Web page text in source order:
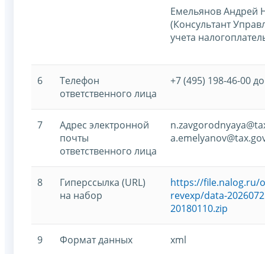
Емельянов Андрей
(Консультант
учета
6
Телефон
ответственного лица
+7 (495) 198-46-00
7
Адрес электронной
почты
ответственного лица
8
Гиперссылка (URL)
на набор
https://file.nalog.ru/
revexp/data-
20180110.zip
9 Формат данных xml